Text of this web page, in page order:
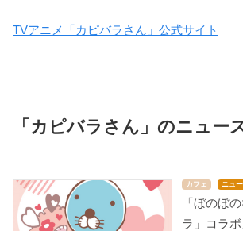
TVアニメ「カピバラさん」公式サイト
「カピバラさん」のニュー
カフェ ニュ
「ぼのぼ
ラ」コラ